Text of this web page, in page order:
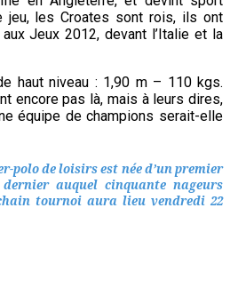
jeu, les Croates sont rois, ils ont
Jeux 2012, devant l’Italie et la
haut niveau : 1,90 m – 110 kgs.
encore pas là, mais à leurs dires,
équipe de champions serait-elle
polo de loisirs est née d’un premier
auquel cinquante nageurs
tournoi aura lieu vendredi 22